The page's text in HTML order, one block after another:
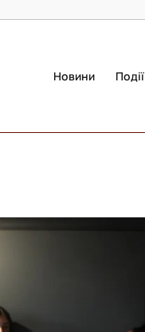
Новини Події